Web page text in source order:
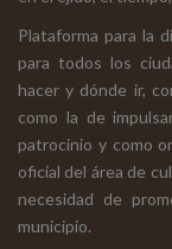
Plataforma para la
para todos los
hacer y dónde ir,
como la de
patrocinio y como
oficial del área de
necesidad de
municipio.